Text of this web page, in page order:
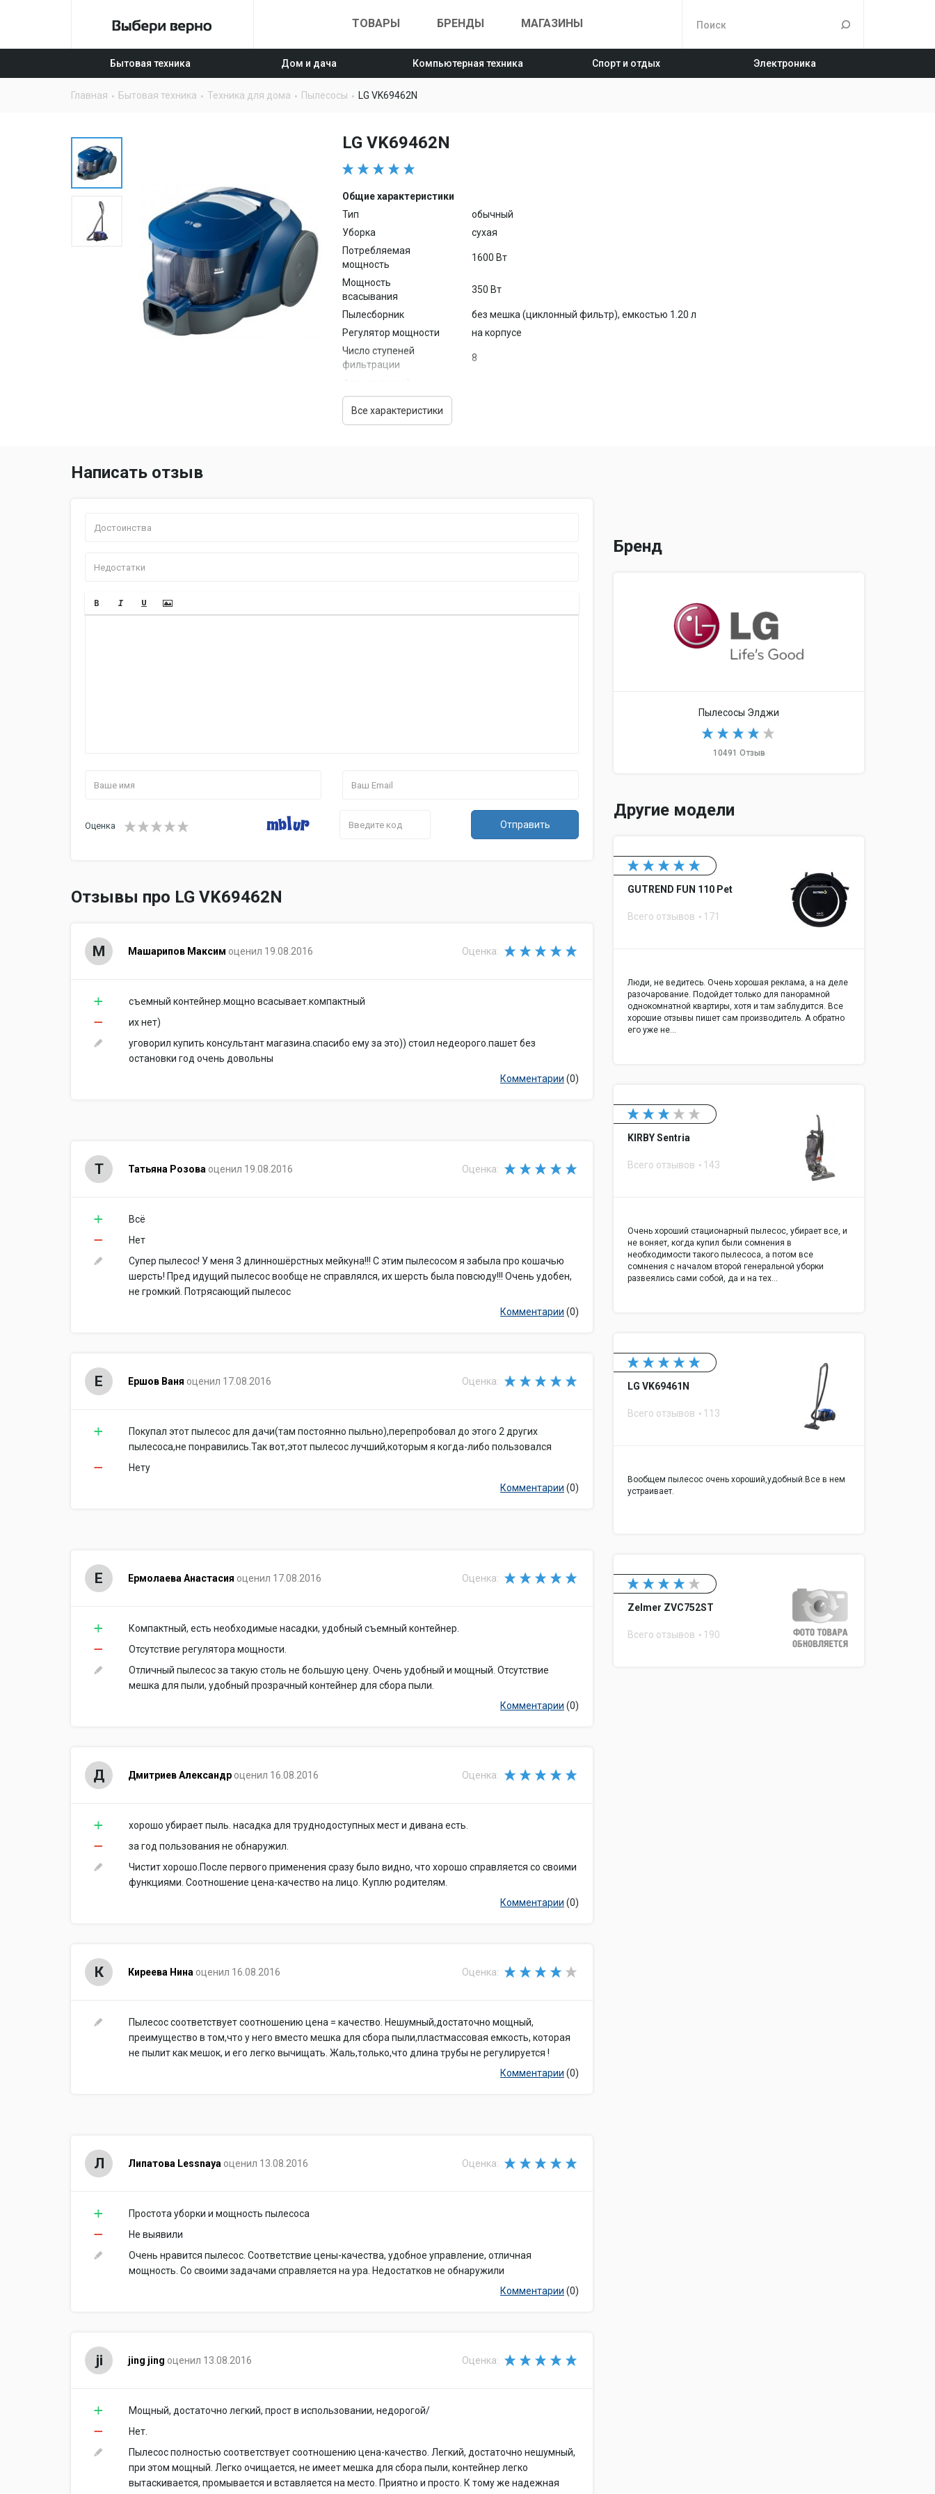
ТОВАРЫ БРЕНДЫ МАГАЗИНЫ
Бытовая техника Дом и дача Компьютерная техника Спорт и отдых Электроника
Главная Бытовая техника Техника для дома Пылесосы LG VK69462N
LG VK69462N
Общие характеристики
Тип
обычный
Уборка
сухая
Потребляемая
мощность
1600 Вт
Мощность
всасывания
350 Вт
Пылесборник
без мешка (циклонный фильтр), емкостью 1.20 л
Регулятор мощности
на корпусе
Число ступеней
фильтрации
8
очистки
Уровень шума
Все характеристики
Написать отзыв
Оценка Отправить
Отзывы про LG VK69462N
М Машарипов Максим оценил 19.08.2016 Оценка:
съемный контейнер.мощно всасывает.компактный
их нет)
уговорил купить консультант магазина.спасибо ему за это)) стоил недеорого.пашет без
остановки год очень довольны
Комментарии (0)
Т Татьяна Розова оценил 19.08.2016 Оценка:
Всё
Нет
Супер пылесос! У меня 3 длинношёрстных мейкуна!!! С этим пылесосом я забыла про кошачью
шерсть! Пред идущий пылесос вообще не справлялся, их шерсть была повсюду!!! Очень удобен,
не громкий. Потрясающий пылесос
Комментарии (0)
Е Ершов Ваня оценил 17.08.2016 Оценка:
Покупал этот пылесос для дачи(там постоянно пыльно),перепробовал до этого 2 других
пылесоса,не понравились.Так вот,этот пылесос лучший,которым я когда-либо пользовался
Нету
Комментарии (0)
Е Ермолаева Анастасия оценил 17.08.2016 Оценка:
Компактный, есть необходимые насадки, удобный съемный контейнер.
Отсутствие регулятора мощности.
Отличный пылесос за такую столь не большую цену. Очень удобный и мощный. Отсутствие
мешка для пыли, удобный прозрачный контейнер для сбора пыли.
Комментарии (0)
Д Дмитриев Александр оценил 16.08.2016 Оценка:
хорошо убирает пыль. насадка для труднодоступных мест и дивана есть.
за год пользования не обнаружил.
Чистит хорошо.После первого применения сразу было видно, что хорошо справляется со своими
функциями. Соотношение цена-качество на лицо. Куплю родителям.
Комментарии (0)
К Киреева Нина оценил 16.08.2016 Оценка:
Пылесос соответствует соотношению цена = качество. Нешумный,достаточно мощный,
преимущество в том,что у него вместо мешка для сбора пыли,пластмассовая емкость, которая
не пылит как мешок, и его легко вычищать. Жаль,только,что длина трубы не регулируется !
Комментарии (0)
Л Липатова Lessnaya оценил 13.08.2016 Оценка:
Простота уборки и мощность пылесоса
Не выявили
Очень нравится пылесос. Соответствие цены-качества, удобное управление, отличная
мощность. Со своими задачами справляется на ура. Недостатков не обнаружили
Комментарии (0)
ji jing jing оценил 13.08.2016 Оценка:
Мощный, достаточно легкий, прост в использовании, недорогой/
Нет.
Пылесос полностью соответствует соотношению цена-качество. Легкий, достаточно нешумный,
при этом мощный. Легко очищается, не имеет мешка для сбора пыли, контейнер легко
вытаскивается, промывается и вставляется на место. Приятно и просто. К тому же надежная
Бренд
Пылесосы Элджи
10491 Отзыв
Другие модели
GUTREND FUN 110 Pet
Всего отзывов 171
Люди, не ведитесь. Очень хорошая реклама, а на деле
разочарование. Подойдет только для панорамной
однокомнатной квартиры, хотя и там заблудится. Все
хорошие отзывы пишет сам производитель. А обратно
его уже не…
KIRBY Sentria
Всего отзывов 143
Очень хороший стационарный пылесос, убирает все, и
не воняет, когда купил были сомнения в
необходимости такого пылесоса, а потом все
сомнения с началом второй генеральной уборки
развеялись сами собой, да и на тех…
LG VK69461N
Всего отзывов 113
Вообщем пылесос очень хороший,удобный.Все в нем
устраивает.
Zelmer ZVC752ST
Всего отзывов 190